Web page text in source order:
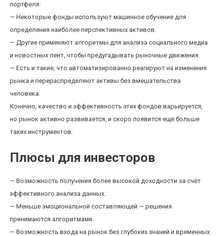
портфеля:
— Некоторые фонды используют машинное обучение для
определения наиболее перспективных активов.
— Другие применяют алгоритмы для анализа социального медиа
и новостных лент, чтобы предугадывать рыночные движения.
— Есть и такие, что автоматизированно реагируют на изменения
рынка и перераспределяют активы без вмешательства
человека.
Конечно, качество и эффективность этих фондов варьируется,
но рынок активно развивается, и скоро появится ещё больше
таких инструментов.
Плюсы для инвесторов
— Возможность получения более высокой доходности за счёт
эффективного анализа данных.
— Меньше эмоциональной составляющей — решения
принимаются алгоритмами.
— Возможность входа на рынок без глубоких знаний и временных